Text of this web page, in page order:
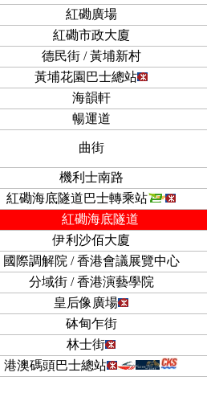
紅磡廣場
紅磡市政大廈
德民街 / 黃埔新村
黃埔花園巴士總站
海韻軒
暢運道
曲街
機利士南路
紅磡海底隧道巴士轉乘站
紅磡海底隧道
伊利沙佰大廈
國際調解院 / 香港會議展覽中心
分域街 / 香港演藝學院
皇后像廣場
砵甸乍街
林士街
港澳碼頭巴士總站